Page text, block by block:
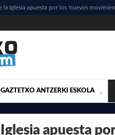
ACTUALIDAD CONTACTO
GAZTETXO ANTZERKI ESKOLA
PRESENTACIÓN MUSICALES
la Iglesia apuesta por los 'nuevos
apuesta